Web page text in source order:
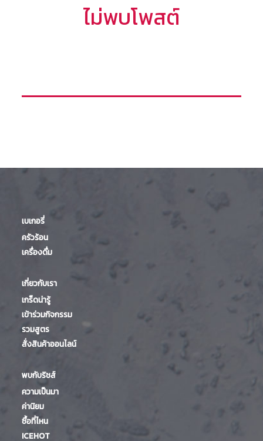
ไม่พบโพสต์
เบเกอรี่
ครัวร้อน
เครื่องดื่ม
เกี่ยวกับเรา
เกร็ดน่ารู้
เข้าร่วมกิจกรรม
รวมสูตร
สั่งสินค้าออนไลน์
พบกับริชส์
ความเป็นมา
ค่านิยม
ซื้อที่ไหน
ICEHOT